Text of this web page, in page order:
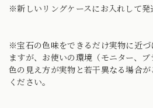
※新しいリングケースにお入れして発
※宝石の色味をできるだけ実物に近づ
ますが、お使いの環境（モニター、ブ
色の見え方が実物と若干異なる場合
ください。